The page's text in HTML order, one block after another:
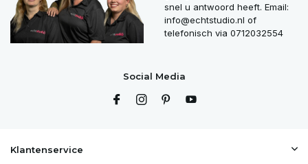
snel u antwoord heeft. Email:
info@echtstudio.nl of
telefonisch via 0712032554
Social Media
Klantenservice